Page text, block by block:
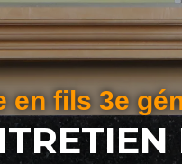
en fils 3e